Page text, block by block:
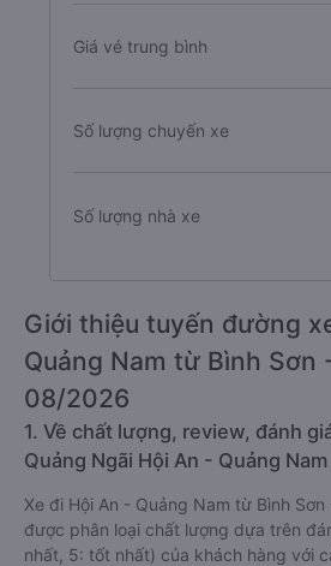
Giá vé trung bình
Số lượng chuyến xe
Số lượng nhà xe
Giới thiệu tuyến đường
Quảng Nam từ Bình Sơn
08/2026
1. Về chất lượng, review, đánh
Quảng Ngãi Hội An - Quảng Nam
Xe đi Hội An - Quảng Nam từ Bình
được phân loại chất lượng dựa trên
nhất, 5: tốt nhất) của khách hàng với